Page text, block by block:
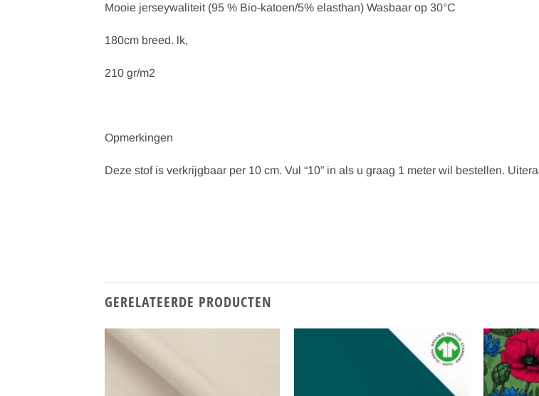
Mooie jerseywaliteit (95 % Bio-katoen/5% elasthan) Wasbaar op 30°C
180cm breed. lk,
210 gr/m2
Opmerkingen
Deze stof is verkrijgbaar per 10 cm. Vul “10” in als u graag 1 meter wil bestellen.
GERELATEERDE PRODUCTEN
Toevoegen
aan
verlanglijst